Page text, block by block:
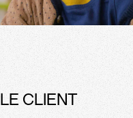
LE CLIENT